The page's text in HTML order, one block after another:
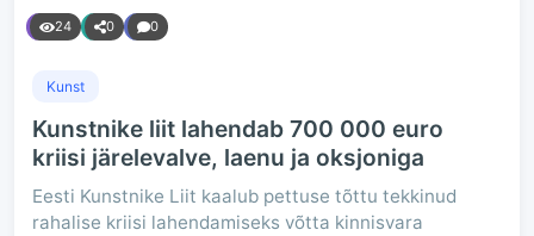
24 0 0
Kunst
Kunstnike liit lahendab 700 000 euro
kriisi järelevalve, laenu ja oksjoniga
Eesti Kunstnike Liit kaalub pettuse tõttu tekkinud
rahalise kriisi lahendamiseks võtta kinnisvara